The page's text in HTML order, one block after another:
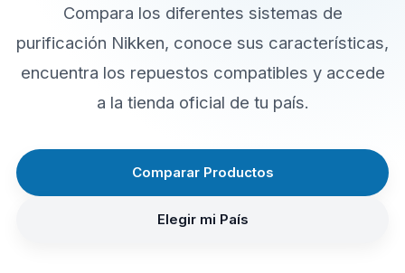
Compara los diferentes sistemas de
purificación Nikken, conoce sus características,
encuentra los repuestos compatibles y accede
a la tienda oficial de tu país.
Comparar Productos
Elegir mi País